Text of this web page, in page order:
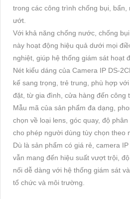
trong các công trình chống bụi,
ướt.
Với khả năng chống nước, chống
này hoạt động hiệu quả dưới mọi
nghiệt, giúp hệ thống giám sát hoạt
Nét kiểu dáng của Camera IP DS-
kế sang trọng, trẻ trung, phù hợp
đặt, từ gia đình, cửa hàng đến công
Mẫu mã của sản phẩm đa dạng,
chọn về loại lens, góc quay, độ phân
cho phép người dùng tùy chọn theo
Dù là sản phẩm có giá rẻ, camera
vẫn mang đến hiệu suất vượt trội,
nối dễ dàng với hệ thống giám sát
tổ chức và môi trường.